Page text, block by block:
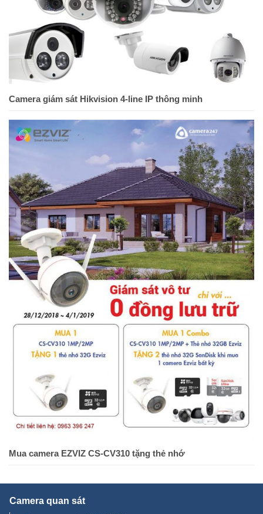
Camera giám sát Hikvision 4-line IP thông minh
Mua camera EZVIZ CS-CV310 tặng thẻ nhớ
Camera quan sát